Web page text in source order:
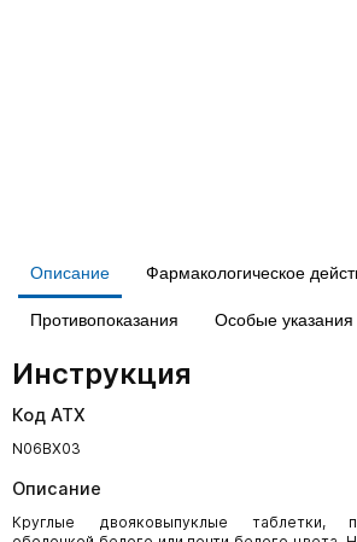
Описание Фармакологическое
Противопоказания Особые указания
Инструкция
Код АТХ
N06BX03
Описание
Круглые двояковыпуклые таблетки,